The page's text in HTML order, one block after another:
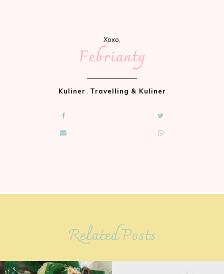
Xoxo,
Febrianty
Kuliner Travelling & Kuliner
Related Posts